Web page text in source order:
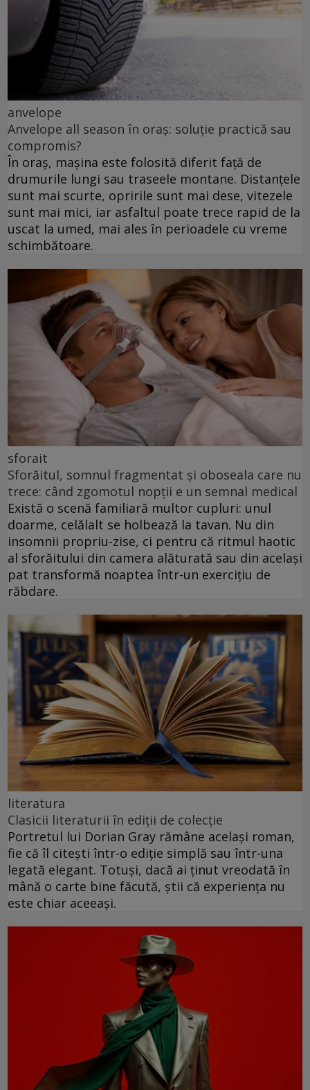
anvelope
Anvelope all season în oraș: soluție practică sau
compromis?
În oraș, mașina este folosită diferit față de
drumurile lungi sau traseele montane. Distanțele
sunt mai scurte, opririle sunt mai dese, vitezele
sunt mai mici, iar asfaltul poate trece rapid de la
uscat la umed, mai ales în perioadele cu vreme
schimbătoare.
sforait
Sforăitul, somnul fragmentat și oboseala care nu
trece: când zgomotul nopții e un semnal medical
Există o scenă familiară multor cupluri: unul
doarme, celălalt se holbează la tavan. Nu din
insomnii propriu-zise, ci pentru că ritmul haotic
al sforăitului din camera alăturată sau din același
pat transformă noaptea într-un exercițiu de
răbdare.
literatura
Clasicii literaturii în ediții de colecție
Portretul lui Dorian Gray rămâne același roman,
fie că îl citești într-o ediție simplă sau într-una
legată elegant. Totuși, dacă ai ținut vreodată în
mână o carte bine făcută, știi că experiența nu
este chiar aceeași.